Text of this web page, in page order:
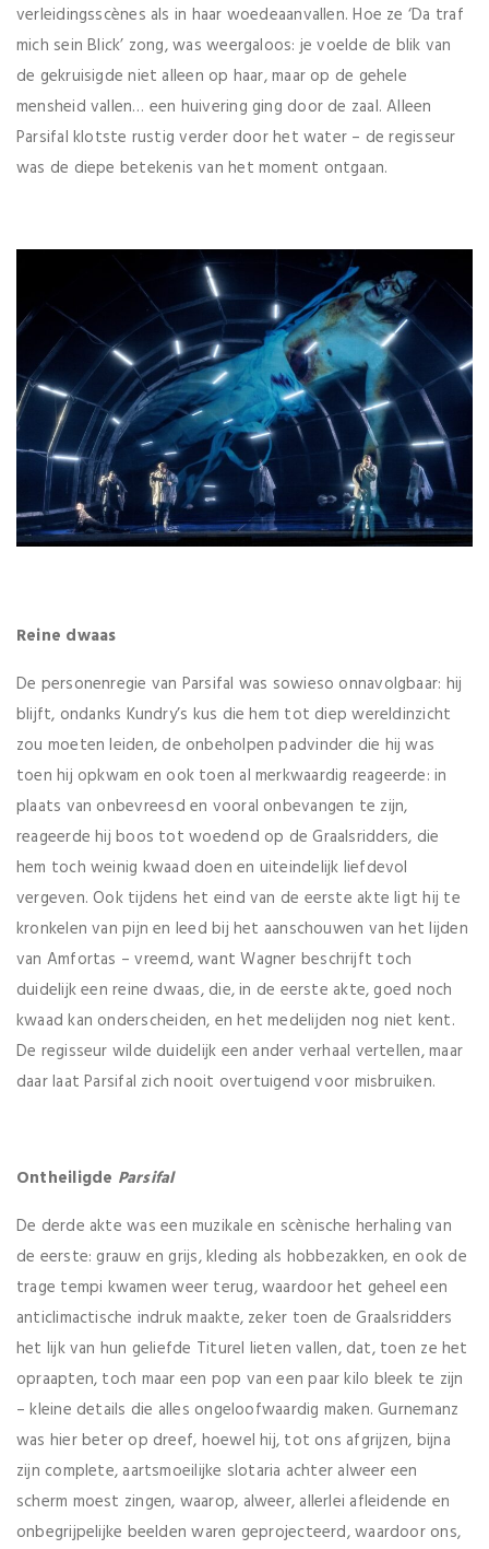
verleidingsscènes als in haar woedeaanvallen. Hoe ze ‘Da traf
mich sein Blick’ zong, was weergaloos: je voelde de blik van
de gekruisigde niet alleen op haar, maar op de gehele
mensheid vallen… een huivering ging door de zaal. Alleen
Parsifal klotste rustig verder door het water – de regisseur
was de diepe betekenis van het moment ontgaan.
Reine dwaas
De personenregie van Parsifal was sowieso onnavolgbaar: hij
blijft, ondanks Kundry’s kus die hem tot diep wereldinzicht
zou moeten leiden, de onbeholpen padvinder die hij was
toen hij opkwam en ook toen al merkwaardig reageerde: in
plaats van onbevreesd en vooral onbevangen te zijn,
reageerde hij boos tot woedend op de Graalsridders, die
hem toch weinig kwaad doen en uiteindelijk liefdevol
vergeven. Ook tijdens het eind van de eerste akte ligt hij te
kronkelen van pijn en leed bij het aanschouwen van het lijden
van Amfortas – vreemd, want Wagner beschrijft toch
duidelijk een reine dwaas, die, in de eerste akte, goed noch
kwaad kan onderscheiden, en het medelijden nog niet kent.
De regisseur wilde duidelijk een ander verhaal vertellen, maar
daar laat Parsifal zich nooit overtuigend voor misbruiken.
Ontheiligde Parsifal
De derde akte was een muzikale en scènische herhaling van
de eerste: grauw en grijs, kleding als hobbezakken, en ook de
trage tempi kwamen weer terug, waardoor het geheel een
anticlimactische indruk maakte, zeker toen de Graalsridders
het lijk van hun geliefde Titurel lieten vallen, dat, toen ze het
opraapten, toch maar een pop van een paar kilo bleek te zijn
– kleine details die alles ongeloofwaardig maken. Gurnemanz
was hier beter op dreef, hoewel hij, tot ons afgrijzen, bijna
zijn complete, aartsmoeilijke slotaria achter alweer een
scherm moest zingen, waarop, alweer, allerlei afleidende en
onbegrijpelijke beelden waren geprojecteerd, waardoor ons,